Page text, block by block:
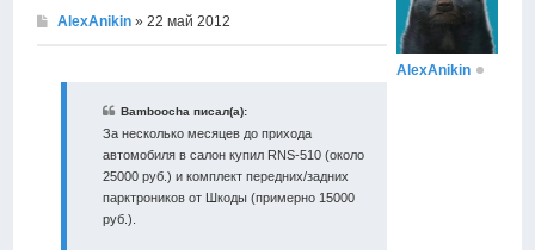
AlexAnikin » 22 май 2012
Bamboocha писал(а):
За несколько месяцев до прихода
автомобиля в салон купил RNS-510 (около
25000 руб.) и комплект передних/задних
парктроников от Шкоды (примерно 15000
руб.).
AlexAnikin